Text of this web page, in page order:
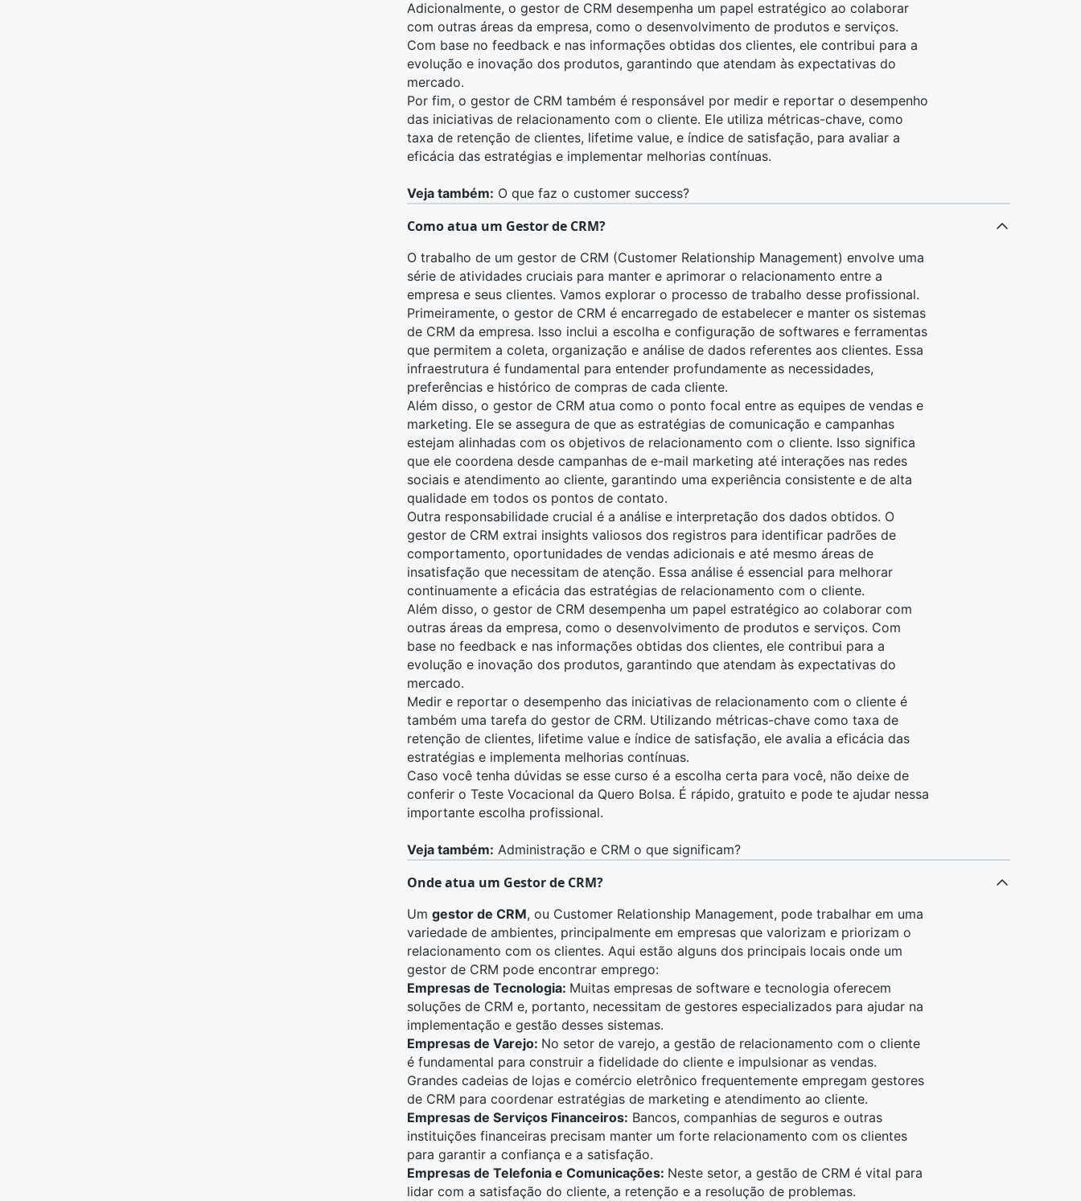
Adicionalmente, o gestor de CRM desempenha um papel estratégico ao colaborar
com outras áreas da empresa, como o desenvolvimento de produtos e serviços.
Com base no feedback e nas informações obtidas dos clientes, ele contribui para a
evolução e inovação dos produtos, garantindo que atendam às expectativas do
mercado.
Por fim, o gestor de CRM também é responsável por medir e reportar o desempenho
das iniciativas de relacionamento com o cliente. Ele utiliza métricas-chave, como
taxa de retenção de clientes, lifetime value, e índice de satisfação, para avaliar a
eficácia das estratégias e implementar melhorias contínuas.
Veja também: O que faz o customer success?
Como atua um Gestor de CRM?
O trabalho de um gestor de CRM (Customer Relationship Management) envolve uma
série de atividades cruciais para manter e aprimorar o relacionamento entre a
empresa e seus clientes. Vamos explorar o processo de trabalho desse profissional.
Primeiramente, o gestor de CRM é encarregado de estabelecer e manter os sistemas
de CRM da empresa. Isso inclui a escolha e configuração de softwares e ferramentas
que permitem a coleta, organização e análise de dados referentes aos clientes. Essa
infraestrutura é fundamental para entender profundamente as necessidades,
preferências e histórico de compras de cada cliente.
Além disso, o gestor de CRM atua como o ponto focal entre as equipes de vendas e
marketing. Ele se assegura de que as estratégias de comunicação e campanhas
estejam alinhadas com os objetivos de relacionamento com o cliente. Isso significa
que ele coordena desde campanhas de e-mail marketing até interações nas redes
sociais e atendimento ao cliente, garantindo uma experiência consistente e de alta
qualidade em todos os pontos de contato.
Outra responsabilidade crucial é a análise e interpretação dos dados obtidos. O
gestor de CRM extrai insights valiosos dos registros para identificar padrões de
comportamento, oportunidades de vendas adicionais e até mesmo áreas de
insatisfação que necessitam de atenção. Essa análise é essencial para melhorar
continuamente a eficácia das estratégias de relacionamento com o cliente.
Além disso, o gestor de CRM desempenha um papel estratégico ao colaborar com
outras áreas da empresa, como o desenvolvimento de produtos e serviços. Com
base no feedback e nas informações obtidas dos clientes, ele contribui para a
evolução e inovação dos produtos, garantindo que atendam às expectativas do
mercado.
Medir e reportar o desempenho das iniciativas de relacionamento com o cliente é
também uma tarefa do gestor de CRM. Utilizando métricas-chave como taxa de
retenção de clientes, lifetime value e índice de satisfação, ele avalia a eficácia das
estratégias e implementa melhorias contínuas.
Caso você tenha dúvidas se esse curso é a escolha certa para você, não deixe de
conferir o Teste Vocacional da Quero Bolsa. É rápido, gratuito e pode te ajudar nessa
importante escolha profissional.
Veja também: Administração e CRM o que significam?
Onde atua um Gestor de CRM?
Um gestor de CRM, ou Customer Relationship Management, pode trabalhar em uma
variedade de ambientes, principalmente em empresas que valorizam e priorizam o
relacionamento com os clientes. Aqui estão alguns dos principais locais onde um
gestor de CRM pode encontrar emprego:
Empresas de Tecnologia: Muitas empresas de software e tecnologia oferecem
soluções de CRM e, portanto, necessitam de gestores especializados para ajudar na
implementação e gestão desses sistemas.
Empresas de Varejo: No setor de varejo, a gestão de relacionamento com o cliente
é fundamental para construir a fidelidade do cliente e impulsionar as vendas.
Grandes cadeias de lojas e comércio eletrônico frequentemente empregam gestores
de CRM para coordenar estratégias de marketing e atendimento ao cliente.
Empresas de Serviços Financeiros: Bancos, companhias de seguros e outras
instituições financeiras precisam manter um forte relacionamento com os clientes
para garantir a confiança e a satisfação.
Empresas de Telefonia e Comunicações: Neste setor, a gestão de CRM é vital para
lidar com a satisfação do cliente, a retenção e a resolução de problemas.